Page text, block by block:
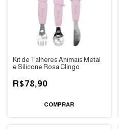
Kit de Talheres Animais Metal
e Silicone Rosa Clingo
R$78,90